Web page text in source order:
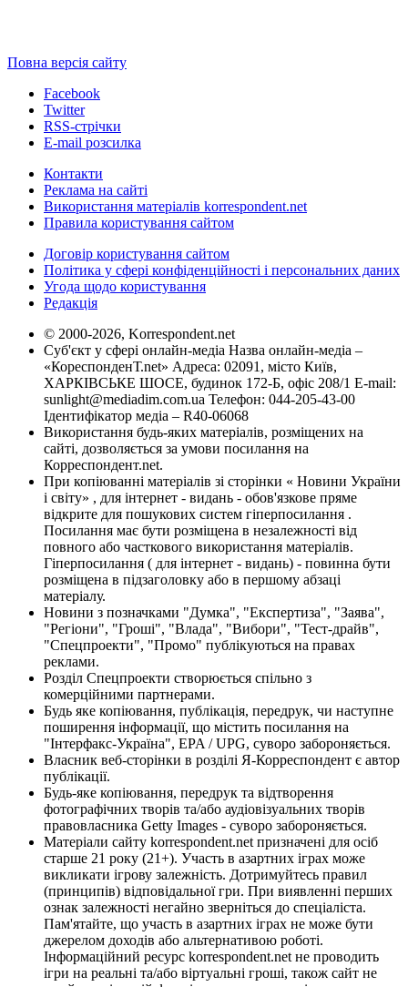
Повна версія сайту
Facebook
Twitter
RSS-стрічки
E-mail розсилка
Контакти
Реклама на сайті
Використання матеріалів korrespondent.net
Правила користування сайтом
Договір користування сайтом
Політика у сфері конфіденційності і персональних даних
Угода щодо користування
Редакція
© 2000-2026, Korrespondent.net
Суб'єкт у сфері онлайн-медіа Назва онлайн-медіа –
«КореспонденТ.net» Адреса: 02091, місто Київ,
ХАРКІВСЬКЕ ШОСЕ, будинок 172-Б, офіс 208/1 E-mail:
sunlight@mediadim.com.ua Телефон: 044-205-43-00
Ідентифікатор медіа – R40-06068
Використання будь-яких матеріалів, розміщених на
сайті, дозволяється за умови посилання на
Корреспондент.net.
При копіюванні матеріалів зі сторінки « Новини України
і світу» , для інтернет - видань - обов'язкове пряме
відкрите для пошукових систем гіперпосилання .
Посилання має бути розміщена в незалежності від
повного або часткового використання матеріалів.
Гіперпосилання ( для інтернет - видань) - повинна бути
розміщена в підзаголовку або в першому абзаці
матеріалу.
Новини з позначками "Думка", "Експертиза", "Заява",
"Регіони", "Гроші", "Влада", "Вибори", "Тест-драйв",
"Спецпроекти", "Промо" публікуються на правах
реклами.
Розділ Спецпроекти створюється спільно з
комерційними партнерами.
Будь яке копіювання, публікація, передрук, чи наступне
поширення інформації, що містить посилання на
"Інтерфакс-Україна", EPA / UPG, суворо забороняється.
Власник веб-сторінки в розділі Я-Корреспондент є автор
публікації.
Будь-яке копіювання, передрук та відтворення
фотографічних творів та/або аудіовізуальних творів
правовласника Getty Images - суворо забороняється.
Матеріали сайту korrespondent.net призначені для осіб
старше 21 року (21+). Участь в азартних іграх може
викликати ігрову залежність. Дотримуйтесь правил
(принципів) відповідальної гри. При виявленні перших
ознак залежності негайно зверніться до спеціаліста.
Пам'ятайте, що участь в азартних іграх не може бути
джерелом доходів або альтернативою роботі.
Інформаційний ресурс korrespondent.net не проводить
ігри на реальні та/або віртуальні гроші, також сайт не